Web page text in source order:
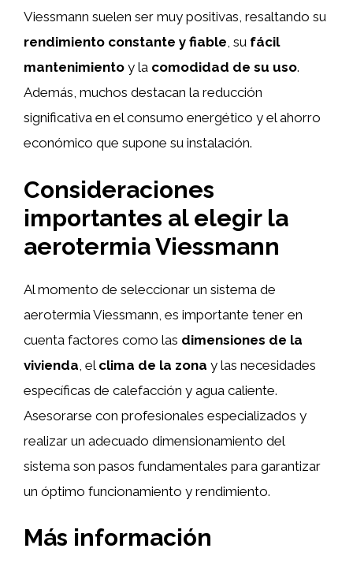
Viessmann suelen ser muy positivas, resaltando su
rendimiento constante y fiable, su fácil
mantenimiento y la comodidad de su uso.
Además, muchos destacan la reducción
significativa en el consumo energético y el ahorro
económico que supone su instalación.
Consideraciones
importantes al elegir la
aerotermia Viessmann
Al momento de seleccionar un sistema de
aerotermia Viessmann, es importante tener en
cuenta factores como las dimensiones de la
vivienda , el clima de la zona y las necesidades
específicas de calefacción y agua caliente.
Asesorarse con profesionales especializados y
realizar un adecuado dimensionamiento del
sistema son pasos fundamentales para garantizar
un óptimo funcionamiento y rendimiento.
Más información